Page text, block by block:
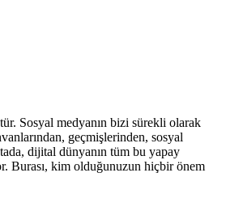
Sosyal medyanın bizi sürekli olarak
geçmişlerinden, sosyal
dijital dünyanın tüm bu yapay
Burası, kim olduğunuzun hiçbir önem